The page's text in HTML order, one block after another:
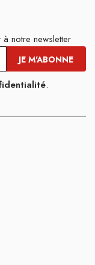
notre newsletter
.